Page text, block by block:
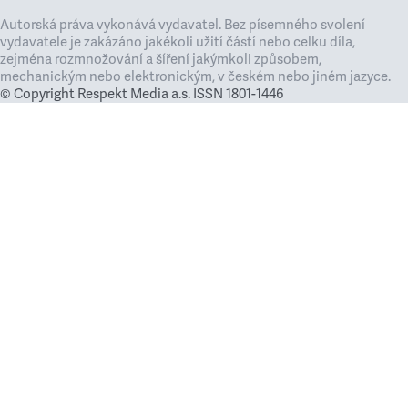
Autorská práva vykonává vydavatel. Bez písemného svolení
vydavatele je zakázáno jakékoli užití částí nebo celku díla,
zejména rozmnožování a šíření jakýmkoli způsobem,
mechanickým nebo elektronickým, v českém nebo jiném jazyce.
© Copyright Respekt Media a.s. ISSN 1801-1446